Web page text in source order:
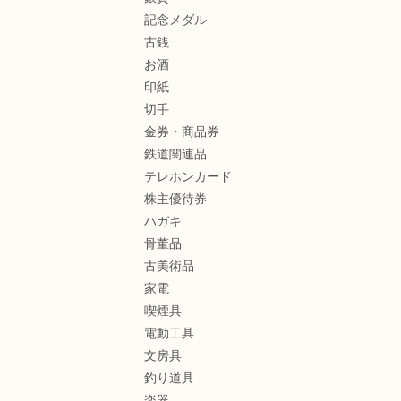
記念メダル
古銭
お酒
印紙
切手
金券・商品券
鉄道関連品
テレホンカード
株主優待券
ハガキ
骨董品
古美術品
家電
喫煙具
電動工具
文房具
釣り道具